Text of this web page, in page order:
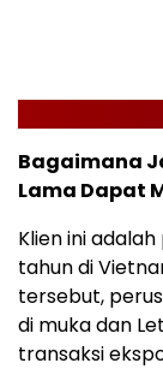
Bagaimana
Lama Dapat
Klien ini
tahun di
tersebut,
di muka dan
transaksi